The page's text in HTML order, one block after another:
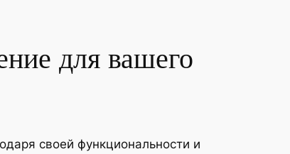
для вашего
своей функциональности и